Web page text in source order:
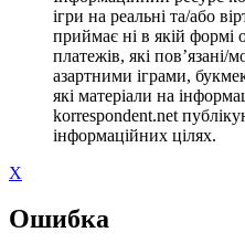
ігри на реальні та/або
приймає ні в якій формі
платежів, які пов’язані/
азартними іграми,
які матеріали на
korrespondent.net
інформаційних цілях.
X
Ошибка